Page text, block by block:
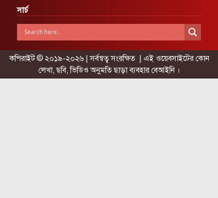
সার্চ
কপিরাইট © ২০১৯-২০২৬ | সর্বস্বত্ব সংরক্ষিত | এই ওয়েবসাইটের কোন
লেখা, ছবি, ভিডিও অনুমতি ছাড়া ব্যবহার বেআইনি ।